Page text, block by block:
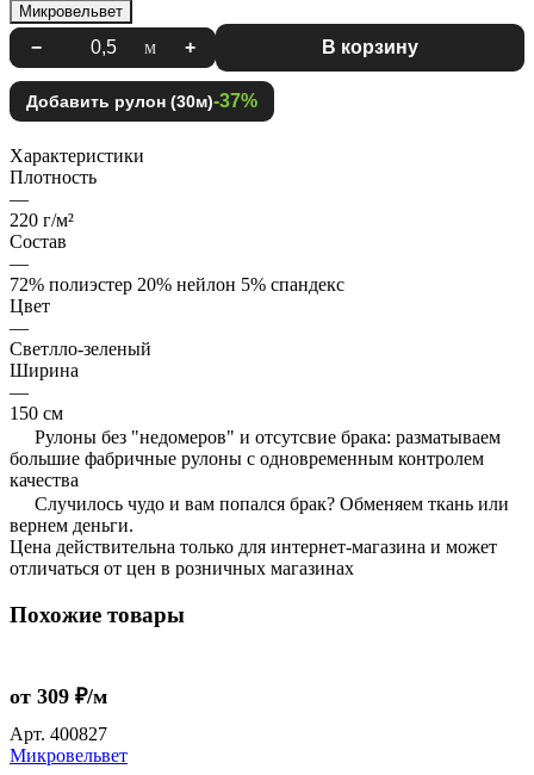
Микровельвет
− м + В корзину
Добавить рулон (30м)-37%
Характеристики
Плотность
—
220 г/м²
Состав
—
72% полиэстер 20% нейлон 5% спандекс
Цвет
—
Светлло-зеленый
Ширина
—
150 см
Рулоны без "недомеров" и отсутсвие брака: разматываем
большие фабричные рулоны с одновременным контролем
качества
Случилось чудо и вам попался брак? Обменяем ткань или
вернем деньги.
Цена действительна только для интернет-магазина и может
отличаться от цен в розничных магазинах
Похожие товары
от 309 ₽/м
Арт. 400827
Микровельвет